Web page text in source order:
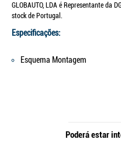
GLOBAUTO, LDA é Representante da
stock de Portugal.
Especificações:
Esquema Montagem
Poderá estar